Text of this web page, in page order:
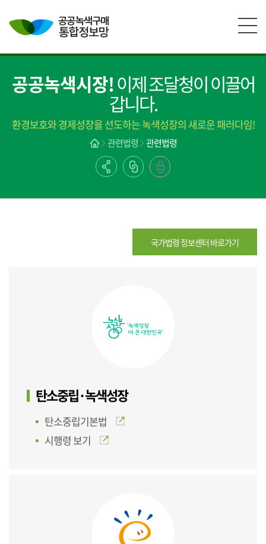
공공녹색시장!이제 조달청이 이끌어
갑니다.
환경보호와 경제성장을 선도하는 녹색성장의 새로운 패러다임!
관련법령 관련법령
국가법령 정보센터 바로가기
탄소중립·녹색성장
탄소중립기본법
시행령 보기